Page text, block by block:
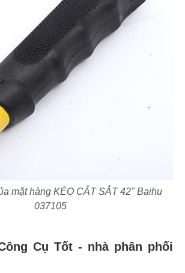
mặt hàng KÉO CẮT SẮT 42" Baihu
037105
Cụ Tốt - nhà phân phối